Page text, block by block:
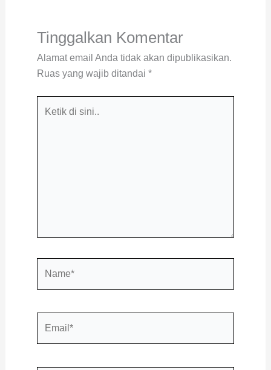
Tinggalkan Komentar
Alamat email Anda tidak akan dipublikasikan.
Ruas yang wajib ditandai *